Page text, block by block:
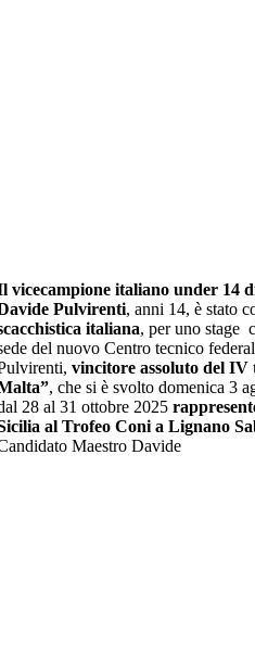
vicecampione italiano under 14
Pulvirenti, anni 14, è stato
italiana, per uno stage
del nuovo Centro tecnico
vincitore assoluto del IV
, che si è svolto domenica 3
28 al 31 ottobre 2025
al Trofeo Coni a Lignano
Maestro Davide